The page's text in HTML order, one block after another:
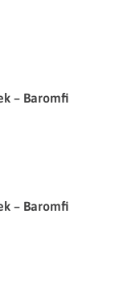
– Baromfi
– Baromfi